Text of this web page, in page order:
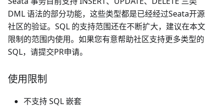
DML 语法的部分功能，这些类型都是已经经过Seata开源
社区的验证。SQL 的支持范围还在不断扩大，建议在本文
限制的范围内使用。如果您有意帮助社区支持更多类型的
SQL，请提交PR申请。
使用限制
不支持 SQL 嵌套